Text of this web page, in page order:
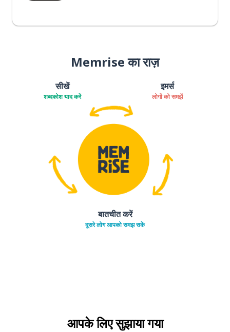
Memrise का राज़
सीखें
शब्दकोश याद करें
इमर्स
लोगों को समझें
बातचीत करें
दूसरे लोग आपको समझ सकें
आपके लिए सुझाया गया